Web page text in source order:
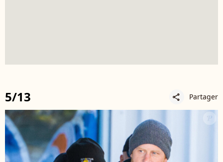
5/13 share Partager